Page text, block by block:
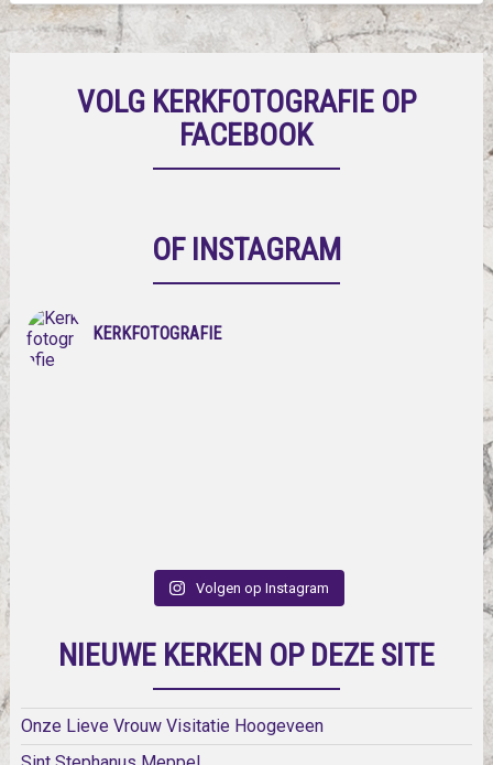
VOLG KERKFOTOGRAFIE OP
FACEBOOK
OF INSTAGRAM
KERKFOTOGRAFIE
Volgen op Instagram
NIEUWE KERKEN OP DEZE SITE
Onze Lieve Vrouw Visitatie Hoogeveen